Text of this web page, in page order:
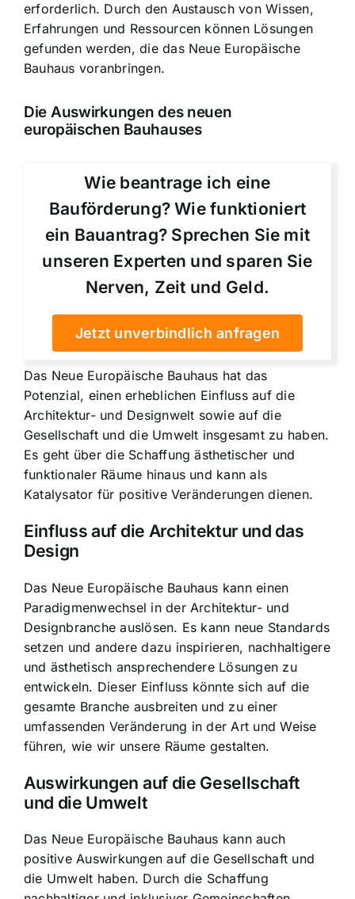
erforderlich. Durch den Austausch von Wissen,
Erfahrungen und Ressourcen können Lösungen
gefunden werden, die das Neue Europäische
Bauhaus voranbringen.
Die Auswirkungen des neuen
europäischen Bauhauses
Wie beantrage ich eine
Bauförderung? Wie funktioniert
ein Bauantrag? Sprechen Sie mit
unseren Experten und sparen Sie
Nerven, Zeit und Geld.
Jetzt unverbindlich anfragen
Das Neue Europäische Bauhaus hat das
Potenzial, einen erheblichen Einfluss auf die
Architektur- und Designwelt sowie auf die
Gesellschaft und die Umwelt insgesamt zu haben.
Es geht über die Schaffung ästhetischer und
funktionaler Räume hinaus und kann als
Katalysator für positive Veränderungen dienen.
Einfluss auf die Architektur und das
Design
Das Neue Europäische Bauhaus kann einen
Paradigmenwechsel in der Architektur- und
Designbranche auslösen. Es kann neue Standards
setzen und andere dazu inspirieren, nachhaltigere
und ästhetisch ansprechendere Lösungen zu
entwickeln. Dieser Einfluss könnte sich auf die
gesamte Branche ausbreiten und zu einer
umfassenden Veränderung in der Art und Weise
führen, wie wir unsere Räume gestalten.
Auswirkungen auf die Gesellschaft
und die Umwelt
Das Neue Europäische Bauhaus kann auch
positive Auswirkungen auf die Gesellschaft und
die Umwelt haben. Durch die Schaffung